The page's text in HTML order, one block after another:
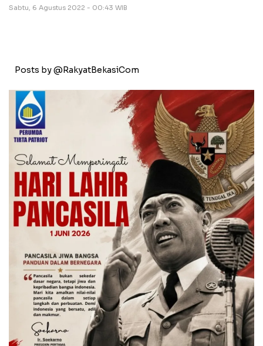
Sabtu, 6 Agustus 2022 - 00:43 WIB
Posts by @RakyatBekasiCom